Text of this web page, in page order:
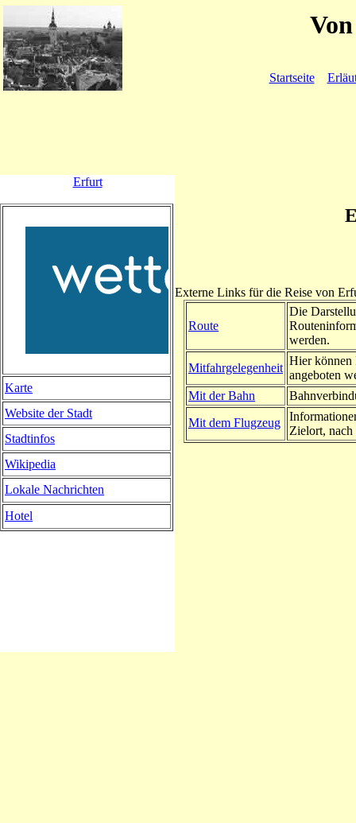
Startseite
Externe Links für die Reise von
Route
Die
werden.
Mitfahrgelegenheit
Hier können
angeboten
Mit der Bahn
Mit dem Flugzeug
Zielort, nach
Erfurt
Karte
Website der Stadt
Stadtinfos
Wikipedia
Lokale Nachrichten
Hotel